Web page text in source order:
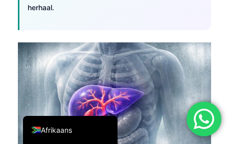
herhaal.
Afrikaans
English
Deutsch
العربية
Français
עִבְרִית
Español